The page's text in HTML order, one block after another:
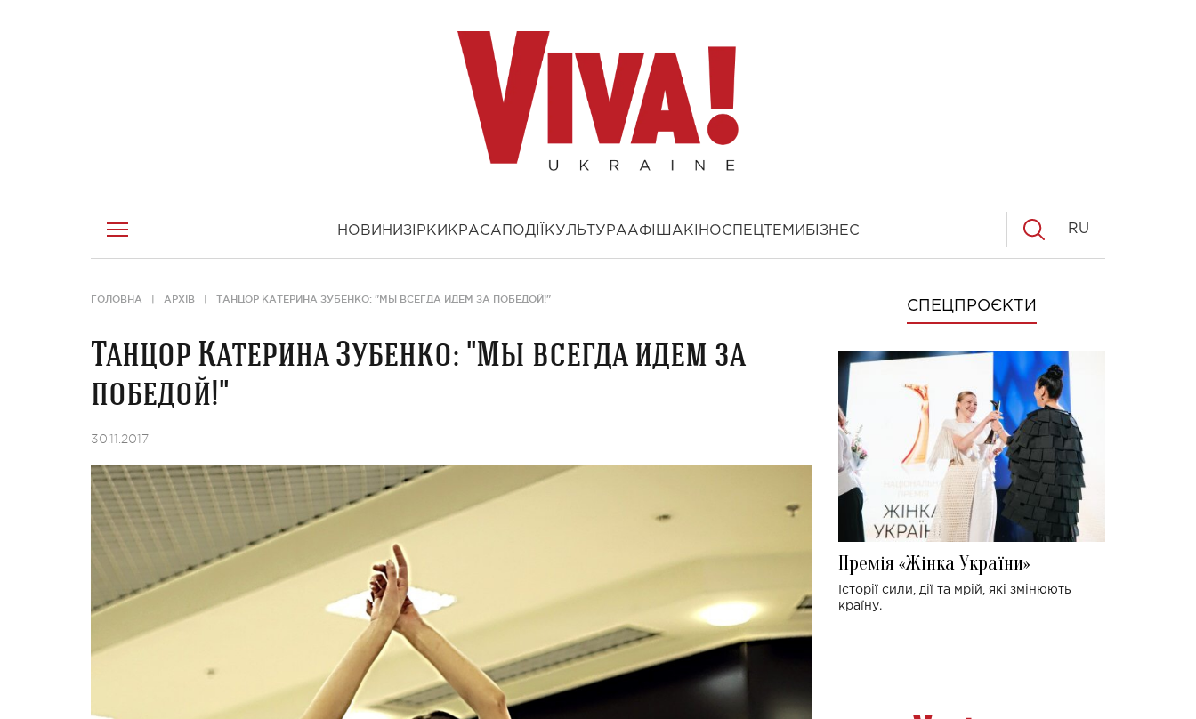
НОВИНИ ЗІРКИ КРАСА ПОДІЇ КУЛЬТУРААФІША КІНОСПЕЦТЕМИ БІЗНЕС RU
ГОЛОВНА АРХІВ ТАНЦОР КАТЕРИНА ЗУБЕНКО: "МЫ ВСЕГДА ИДЕМ ЗА ПОБЕДОЙ!"
Танцор Катерина Зубенко: "Мы всегда идем за
победой!"
30.11.2017
СПЕЦПРОЄКТИ
Премія «Жінка України»
Історії сили, дії та мрій, які змінюють
країну.